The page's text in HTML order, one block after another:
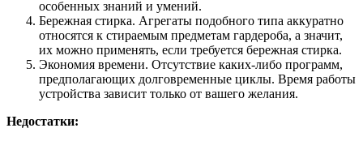
особенных знаний и умений.
Бережная стирка. Агрегаты подобного типа аккуратно
относятся к стираемым предметам гардероба, а значит,
их можно применять, если требуется бережная стирка.
Экономия времени. Отсутствие каких-либо программ,
предполагающих долговременные циклы. Время работы
устройства зависит только от вашего желания.
Недостатки: